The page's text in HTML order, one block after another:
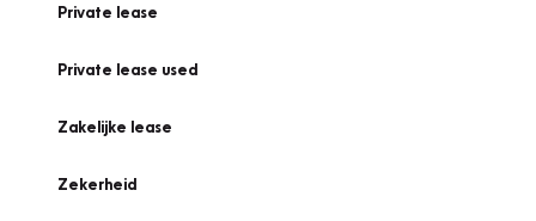
Private lease
Private lease used
Zakelijke lease
Zekerheid